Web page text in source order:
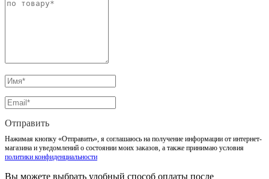
Отправить
Нажимая кнопку «Отправить», я соглашаюсь на получение информации от интернет-
магазина и уведомлений о состоянии моих заказов, а также принимаю условия
политики конфиденциальности
Вы можете выбрать удобный способ оплаты после